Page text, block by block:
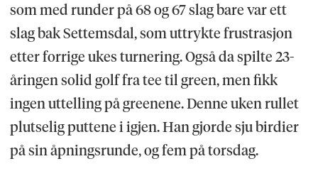
som med runder på 68 og 67 slag bare var ett
slag bak Settemsdal, som uttrykte frustrasjon
etter forrige ukes turnering. Også da spilte 23-
åringen solid golf fra tee til green, men fikk
ingen uttelling på greenene. Denne uken rullet
plutselig puttene i igjen. Han gjorde sju birdier
på sin åpningsrunde, og fem på torsdag.